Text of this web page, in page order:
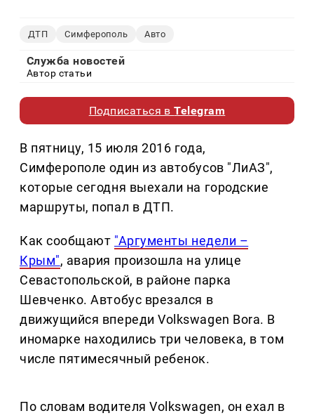
ДТП Симферополь Авто
Служба новостей
Автор статьи
Подписаться вTelegram
В пятницу, 15 июля 2016 года,
Симферополе один из автобусов "ЛиАЗ",
которые сегодня выехали на городские
маршруты, попал в ДТП.
Как сообщают "Аргументы недели –
Крым", авария произошла на улице
Севастопольской, в районе парка
Шевченко. Автобус врезался в
движущийся впереди Volkswagen Bora. В
иномарке находились три человека, в том
числе пятимесячный ребенок.
По словам водителя Volkswagen, он ехал в